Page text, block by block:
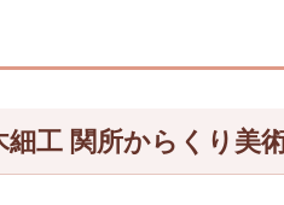
細工 関所からくり美